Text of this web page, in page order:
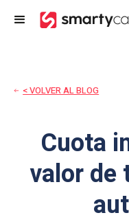
< VOLVER AL BLOG
Cuota
valor de